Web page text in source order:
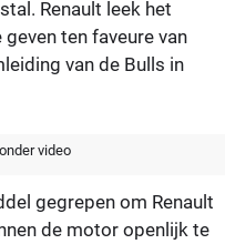
Renault leek het
ten faveure van
van de Bulls in
video
gegrepen om Renault
de motor openlijk te